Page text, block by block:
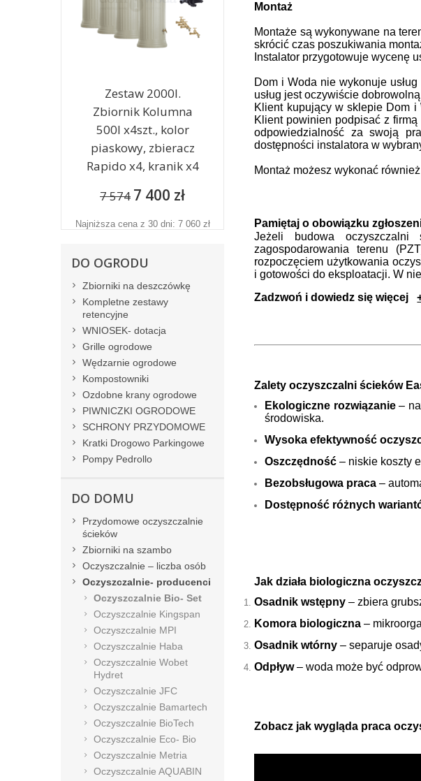
Montaż
Montaże są wykonywane na
skrócić czas poszukiwania
Instalator przygotowuje wycenę
Dom i Woda nie wykonuje
usług jest oczywiście
Klient kupujący w sklepie Dom i
Klient powinien podpisać z
odpowiedzialność za swoją
dostępności instalatora w
Montaż możesz wykonać
Pamiętaj o obowiązku
Jeżeli budowa
zagospodarowania terenu
rozpoczęciem użytkowania
i gotowości do eksploatacji. W
Zadzwoń i dowiedz się więcej
Zalety oczyszczalni ścieków
Ekologiczne rozwiązanie–
środowiska.
Wysoka efektywność
Oszczędność – niskie koszty
Bezobsługowa praca –
Dostępność różnych
Jak działa biologiczna
Osadnik wstępny – zbiera
Komora biologiczna –
Osadnik wtórny – separuje
Odpływ– woda może być
Zobacz jak wygląda praca
Zestaw 2000l.
Zbiornik Kolumna
500l x4szt., kolor
piaskowy, zbieracz
Rapido x4, kranik x4
7 574 7 400 zł
Najniższa cena z 30 dni: 7 060 zł
DO OGRODU
Zbiorniki na deszczówkę
Kompletne zestawy
retencyjne
WNIOSEK- dotacja
Grille ogrodowe
Wędzarnie ogrodowe
Kompostowniki
Ozdobne krany ogrodowe
PIWNICZKI OGRODOWE
SCHRONY PRZYDOMOWE
Kratki Drogowo Parkingowe
Pompy Pedrollo
DO DOMU
Przydomowe oczyszczalnie
ścieków
Zbiorniki na szambo
Oczyszczalnie – liczba osób
Oczyszczalnie- producenci
Oczyszczalnie Bio- Set
Oczyszczalnie Kingspan
Oczyszczalnie MPI
Oczyszczalnie Haba
Oczyszczalnie Wobet
Hydret
Oczyszczalnie JFC
Oczyszczalnie Bamartech
Oczyszczalnie BioTech
Oczyszczalnie Eco- Bio
Oczyszczalnie Metria
Oczyszczalnie AQUABIN